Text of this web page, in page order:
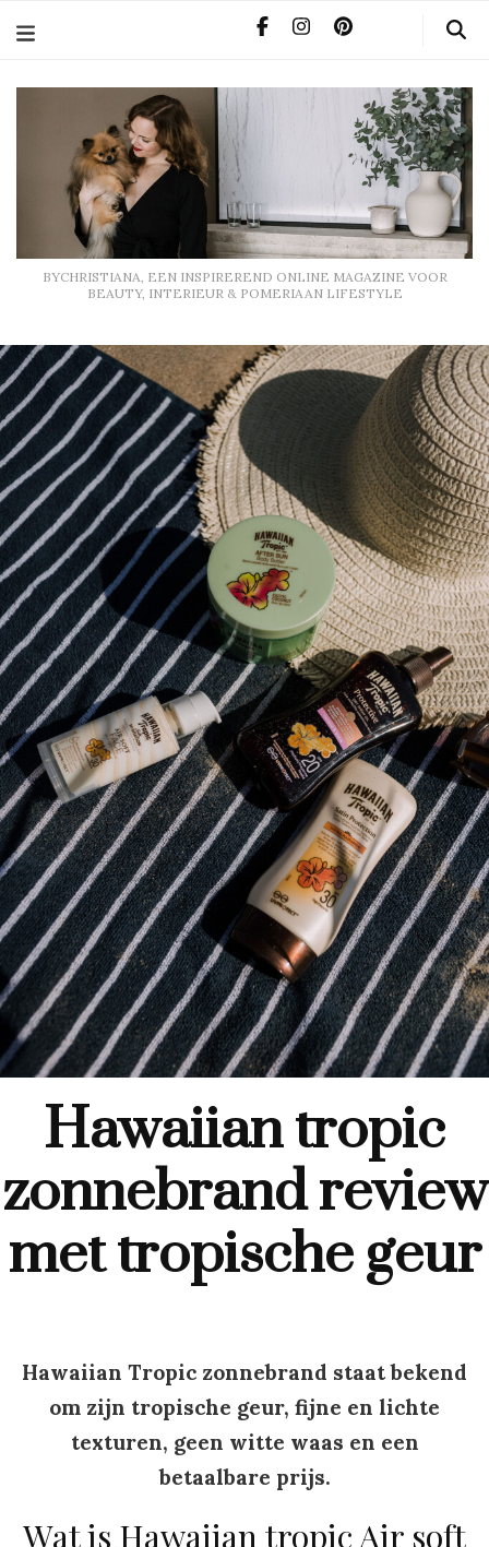
BYCHRISTIANA, EEN INSPIREREND ONLINE MAGAZINE VOOR
BEAUTY, INTERIEUR & POMERIAAN LIFESTYLE
Hawaiian tropic
zonnebrand review
met tropische geur
Hawaiian Tropic zonnebrand staat bekend
om zijn tropische geur, fijne en lichte
texturen, geen witte waas en een
betaalbare prijs.
Wat is Hawaiian tropic Air soft